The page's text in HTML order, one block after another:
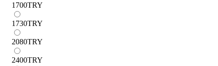
1700TRY
1730TRY
2080TRY
2400TRY